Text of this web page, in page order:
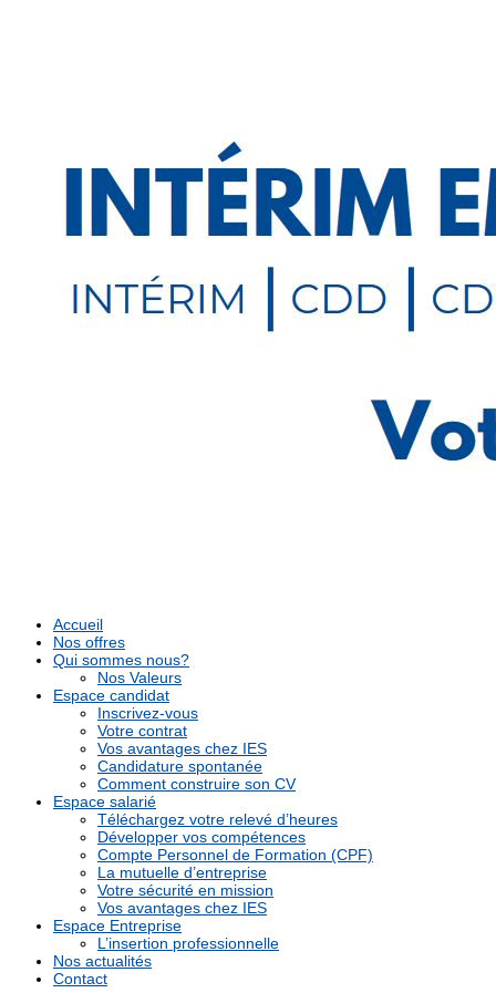
Accueil
Nos offres
Qui sommes nous?
Nos Valeurs
Espace candidat
Inscrivez-vous
Votre contrat
Vos avantages chez IES
Candidature spontanée
Comment construire son CV
Espace salarié
Téléchargez votre relevé d’heures
Développer vos compétences
Compte Personnel de Formation (CPF)
La mutuelle d’entreprise
Votre sécurité en mission
Vos avantages chez IES
Espace Entreprise
L’insertion professionnelle
Nos actualités
Contact